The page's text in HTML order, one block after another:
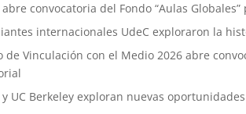
abre convocatoria del Fondo “Aulas
internacionales UdeC exploraron la
de Vinculación con el Medio 2026 abre
y UC Berkeley exploran nuevas